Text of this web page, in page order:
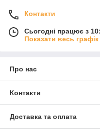
Контакти
Сьогодні працює з
Показати весь
Про нас
Контакти
Доставка та оплата